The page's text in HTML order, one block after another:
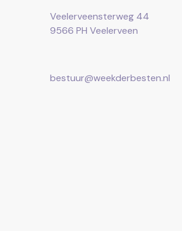
Veelerveensterweg 44
9566 PH Veelerveen
bestuur@weekderbesten.nl